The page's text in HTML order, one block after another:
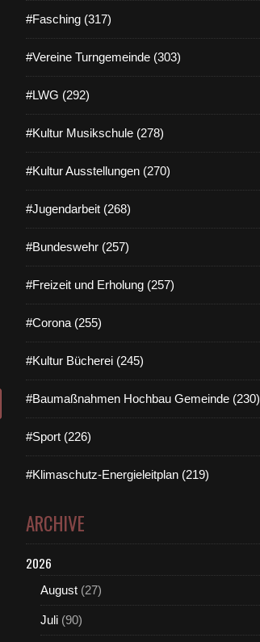
#Fasching (317)
#Vereine Turngemeinde (303)
#LWG (292)
#Kultur Musikschule (278)
#Kultur Ausstellungen (270)
#Jugendarbeit (268)
#Bundeswehr (257)
#Freizeit und Erholung (257)
#Corona (255)
#Kultur Bücherei (245)
#Baumaßnahmen Hochbau Gemeinde (230)
#Sport (226)
#Klimaschutz-Energieleitplan (219)
ARCHIVE
2026
August (27)
Juli (90)